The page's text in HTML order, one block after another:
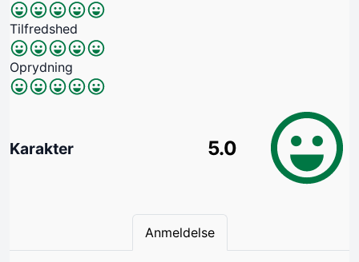
Tilfredshed
Oprydning
Karakter 5.0
Anmeldelse